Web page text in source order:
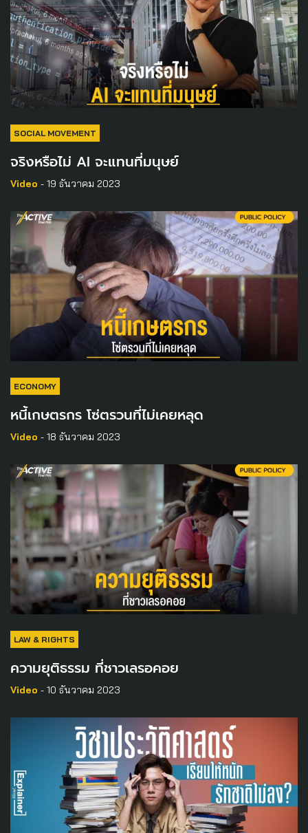
SOCIAL MOVEMENT
จริงหรือไม่ AI จะแทนที่มนุษย์
Video - 19 ธันวาคม 2023
ECONOMY
หนี้เกษตรกร โซ่ตรวนที่ไม่เคยหลุด
Video - 18 ธันวาคม 2023
LAW & RIGHTS
ความยุติธรรม ที่ชาวเลรอคอย
Video - 10 ธันวาคม 2023